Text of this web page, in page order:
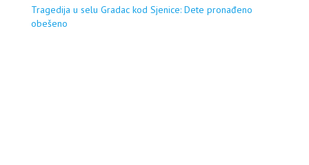
Tragedija u selu Gradac kod Sjenice: Dete pronađeno
obešeno